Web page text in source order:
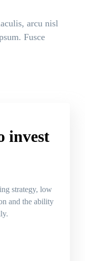
arcu nisl
Fusce
invest
strategy, low
and the ability